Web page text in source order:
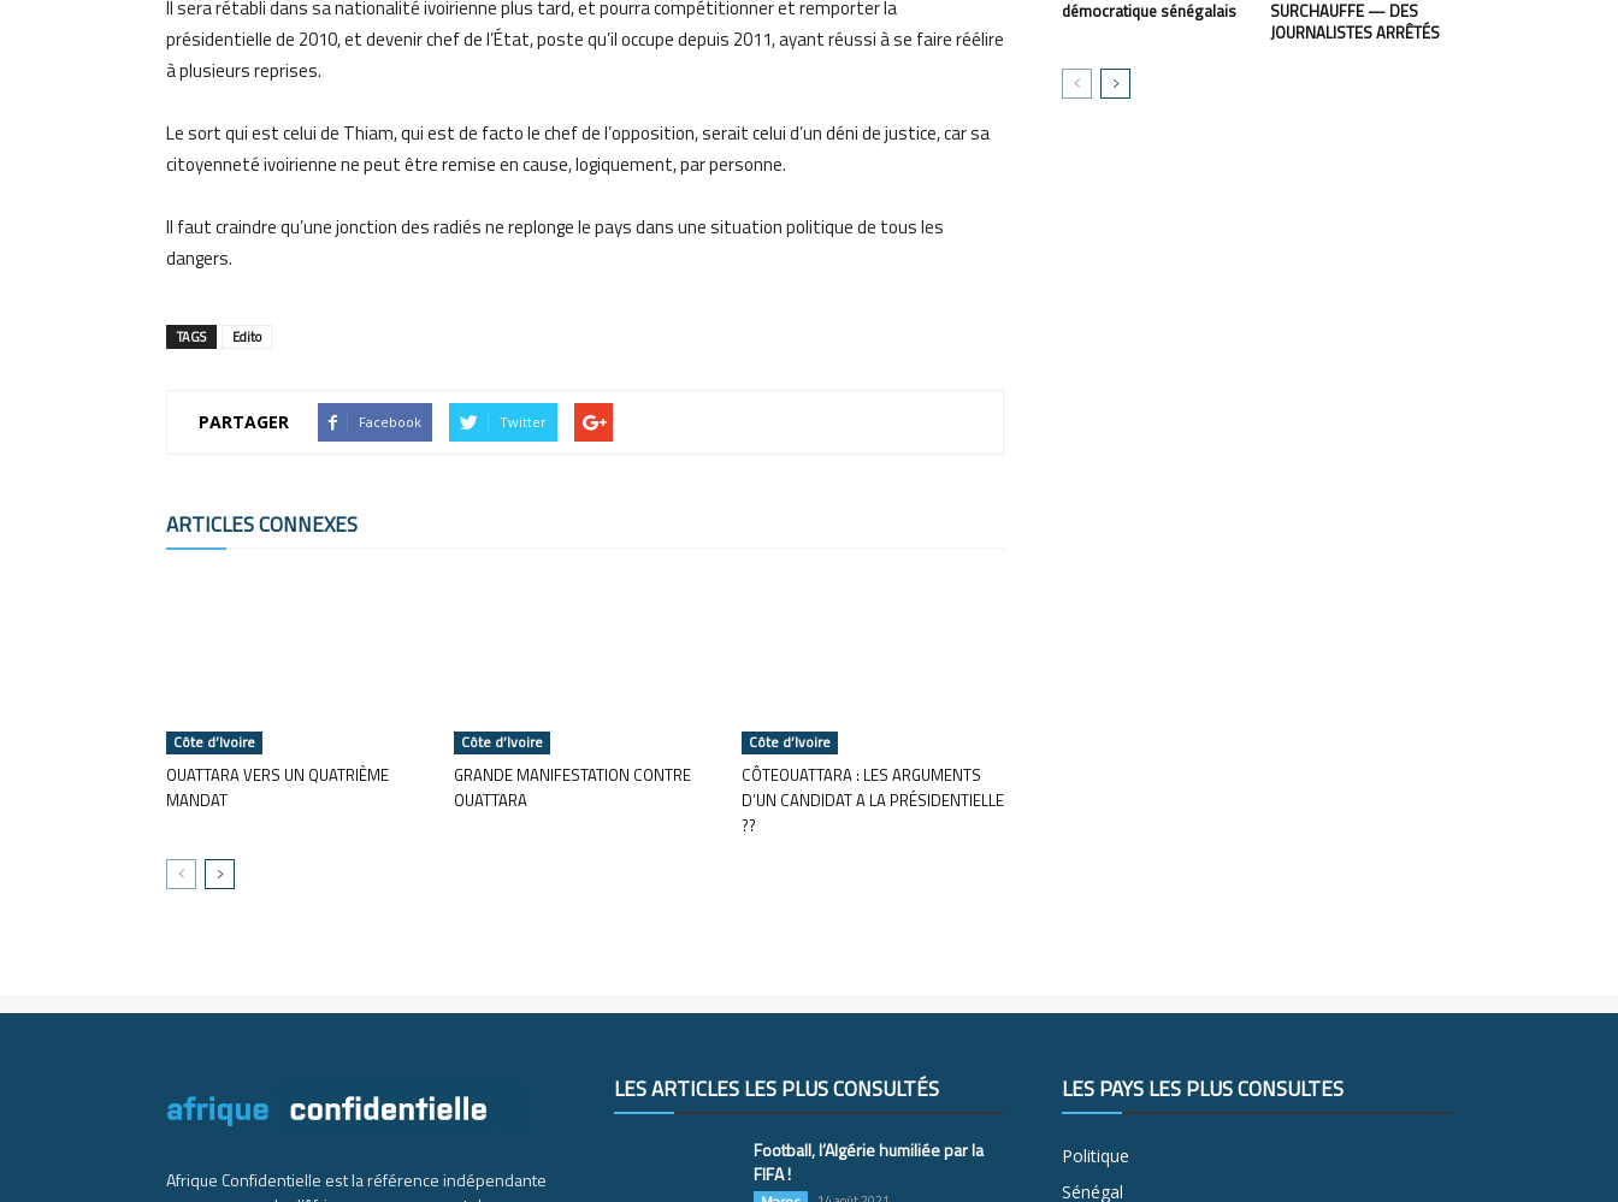
Il sera rétabli dans sa nationalité ivoirienne plus tard, et pourra compétitionner et remporter la
présidentielle de 2010, et devenir chef de l’État, poste qu’il occupe depuis 2011, ayant réussi à se faire réélire
à plusieurs reprises.
Le sort qui est celui de Thiam, qui est de facto le chef de l’opposition, serait celui d’un déni de justice, car sa
citoyenneté ivoirienne ne peut être remise en cause, logiquement, par personne.
Il faut craindre qu’une jonction des radiés ne replonge le pays dans une situation politique de tous les
dangers.
TAGS Edito
PARTAGER Facebook Twitter
ARTICLES CONNEXES
Côte d’Ivoire
OUATTARA VERS UN QUATRIÈME
MANDAT
Côte d’Ivoire
GRANDE MANIFESTATION CONTRE
OUATTARA
Côte d’Ivoire
CÔTEOUATTARA : LES ARGUMENTS
D’UN CANDIDAT A LA PRÉSIDENTIELLE
??
démocratique sénégalais
SURCHAUFFE — DES
JOURNALISTES ARRÊTÉS
Afrique Confidentielle est la référence indépendante
LES ARTICLES LES PLUS CONSULTÉS
Football, l’Algérie humiliée par la
FIFA !
LES PAYS LES PLUS CONSULTÉS
Politique
Sénégal